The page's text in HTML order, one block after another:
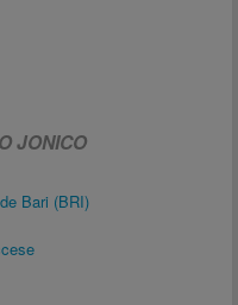
JONICO
Bari (BRI)